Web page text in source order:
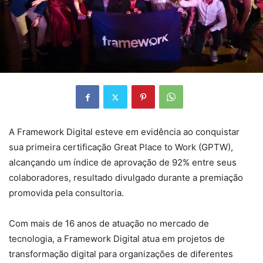
A Framework Digital esteve em evidência ao conquistar
sua primeira certificação Great Place to Work (GPTW),
alcançando um índice de aprovação de 92% entre seus
colaboradores, resultado divulgado durante a premiação
promovida pela consultoria.
Com mais de 16 anos de atuação no mercado de
tecnologia, a Framework Digital atua em projetos de
transformação digital para organizações de diferentes